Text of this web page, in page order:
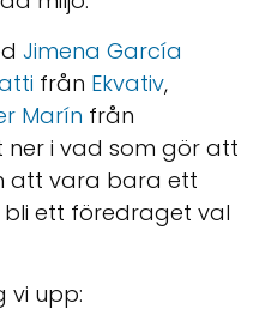
Jimena García
från Ekvativ,
Marín från
ner i vad som gör att
att vara bara ett
ett föredraget val
vi upp: